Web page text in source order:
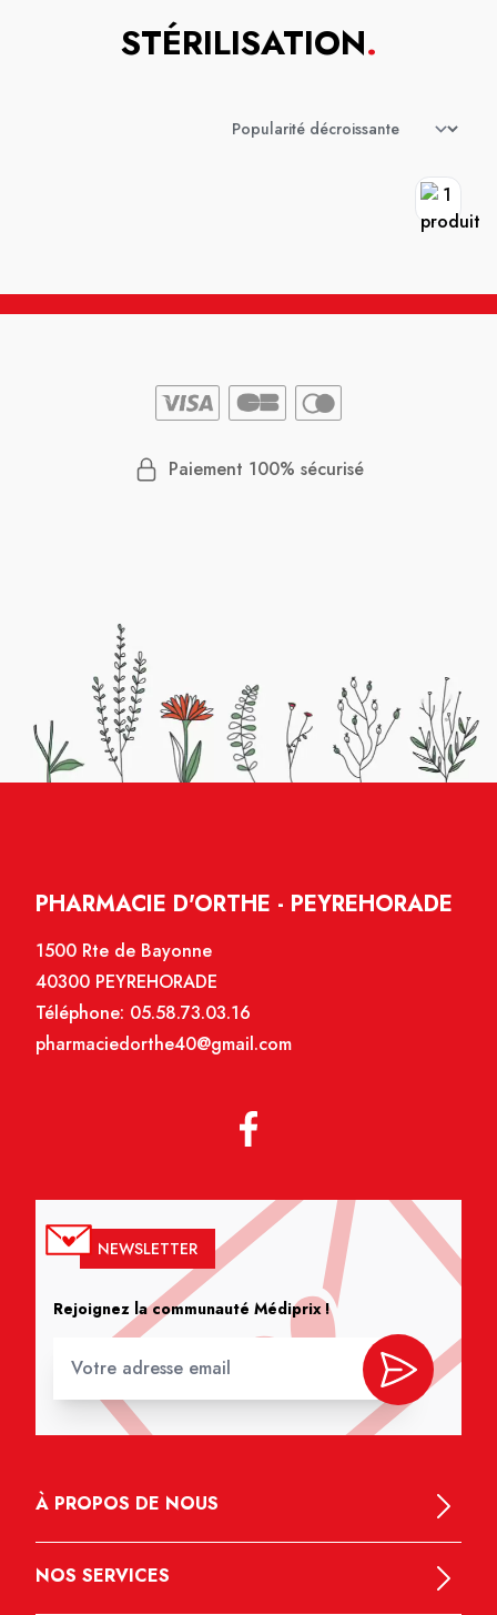
STÉRILISATION.
Paiement 100% sécurisé
PHARMACIE D'ORTHE - PEYREHORADE
1500 Rte de Bayonne
40300 PEYREHORADE
Téléphone: 05.58.73.03.16
pharmaciedorthe40@gmail.com
NEWSLETTER
Rejoignez la communauté Médiprix !
À PROPOS DE NOUS
NOS SERVICES